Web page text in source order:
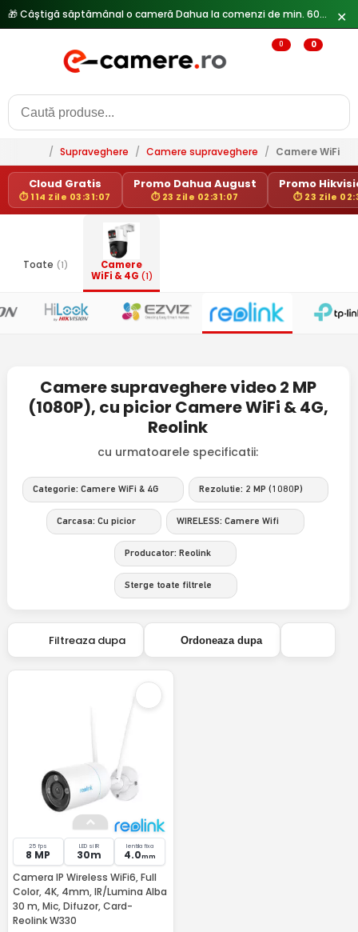
🎁 Câștigă săptămânal o cameră Dahua la comenzi de min. 600 lei — ✕
0 0
/ Supraveghere / Camere supraveghere / Camere WiFi &
Cloud Gratis
⏱ 114 Zile 03:31:07
Promo Dahua August
⏱ 23 Zile 02:31:07
Promo
⏱ 23 Zile
Toate (1)
Camere
WiFi & 4G (1)
Camere supraveghere video 2 MP
(1080P), cu picior Camere WiFi & 4G,
Reolink
cu urmatoarele specificatii:
Categorie: Camere WiFi & 4G Rezolutie: 2 MP (1080P)
Carcasa: Cu picior WIRELESS: Camere Wifi
Producator: Reolink
Sterge toate filtrele
Filtreaza dupa Ordoneaza dupa
25 fps
8 MP
LED si IR
30m
lentila fixa
4.0mm
Camera IP Wireless WiFi6, Full
Color, 4K, 4mm, IR/Lumina Alba
30 m, Mic, Difuzor, Card-
Reolink W330